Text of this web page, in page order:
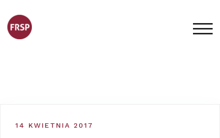
content
14 KWIETNIA 2017